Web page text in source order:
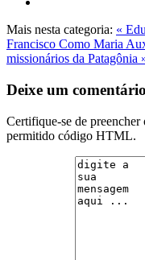
Mais nesta categoria: «
Francisco Como Maria
missionários da Patagônia
Deixe um comentário
Certifique-se de
permitido código HTML.